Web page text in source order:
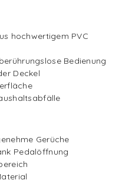
hochwertigem PVC
Bedienung
Deckel
Gerüche
Pedalöffnung